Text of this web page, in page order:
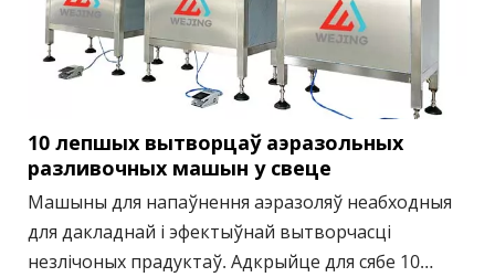
10 лепшых вытворцаў аэразольных
разливочных машын у свеце
Машыны для напаўнення аэразоляў неабходныя
для дакладнай і эфектыўнай вытворчасці
незлічоных прадуктаў. Адкрыйце для сябе 10